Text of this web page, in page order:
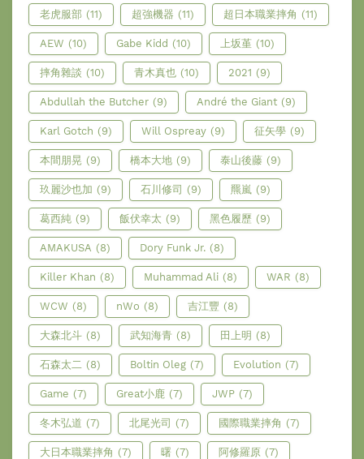
老虎服部 (11) 超強機器 (11) 超日本職業摔角 (11)
AEW (10) Gabe Kidd (10) 上坂堇 (10)
摔角雜談 (10) 青木真也 (10) 2021 (9)
Abdullah the Butcher (9) André the Giant (9)
Karl Gotch (9) Will Ospreay (9) 征矢學 (9)
本間朋晃 (9) 橋本大地 (9) 泰山後藤 (9)
玖麗沙也加 (9) 石川修司 (9) 羆嵐 (9)
葛西純 (9) 飯伏幸太 (9) 黑色履歷 (9)
AMAKUSA (8) Dory Funk Jr. (8)
Killer Khan (8) Muhammad Ali (8) WAR (8)
WCW (8) nWo (8) 吉江豐 (8)
大森北斗 (8) 武知海青 (8) 田上明 (8)
石森太二 (8) Boltin Oleg (7) Evolution (7)
Game (7) Great小鹿 (7) JWP (7)
冬木弘道 (7) 北尾光司 (7) 國際職業摔角 (7)
大日本職業摔角 (7) 曙 (7) 阿修羅原 (7)